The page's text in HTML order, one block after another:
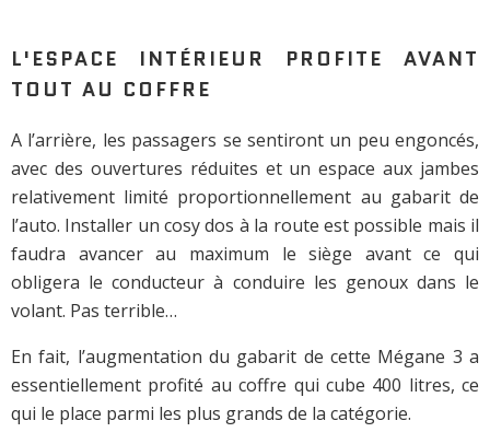
L'ESPACE INTÉRIEUR PROFITE AVANT
TOUT AU COFFRE
A l’arrière, les passagers se sentiront un peu engoncés,
avec des ouvertures réduites et un espace aux jambes
relativement limité proportionnellement au gabarit de
l’auto. Installer un cosy dos à la route est possible mais il
faudra avancer au maximum le siège avant ce qui
obligera le conducteur à conduire les genoux dans le
volant. Pas terrible…
En fait, l’augmentation du gabarit de cette Mégane 3 a
essentiellement profité au coffre qui cube 400 litres, ce
qui le place parmi les plus grands de la catégorie.